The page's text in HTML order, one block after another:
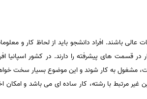
عالی باشند. افراد دانشجو باید از لحاظ کار و
قسمت های پیشرفته را دارند. در کشور اسپانیا
مشغول به کار شوند و این موضوع بسیار سخت
غیر مرتبط با رشته، کار ساده ای می باشد و امکان